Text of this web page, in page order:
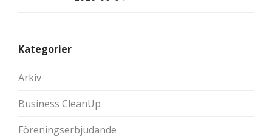
Kategorier
Arkiv
Business CleanUp
Föreningserbjudande